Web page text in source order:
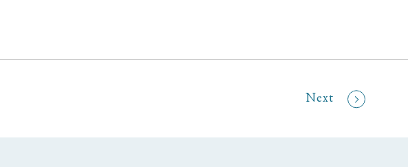
Next